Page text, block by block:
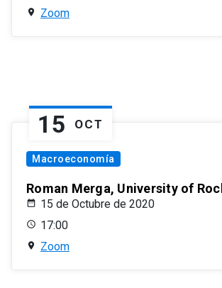
Zoom
15 OCT
Macroeconomía
Roman Merga, University of
15 de Octubre de 2020
17:00
Zoom